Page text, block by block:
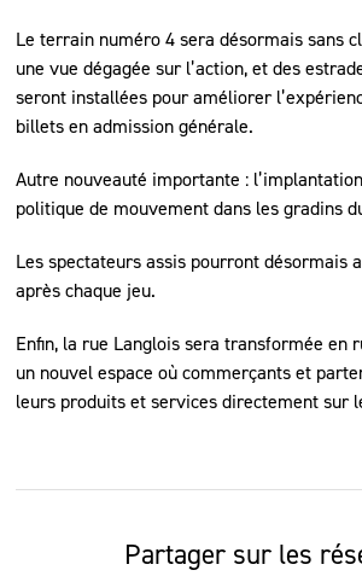
Le terrain numéro 4 sera désormais sans
une vue dégagée sur l’action, et des
seront installées pour améliorer
billets en admission générale.
Autre nouveauté importante :
politique de mouvement dans les gradins
Les spectateurs assis pourront désormais
après chaque jeu.
Enfin, la rue Langlois sera transformée en
un nouvel espace où commerçants et
leurs produits et services directement sur
Partager sur les